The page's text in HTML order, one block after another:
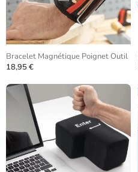
Bracelet Magnétique Poignet Outil
18,95 €